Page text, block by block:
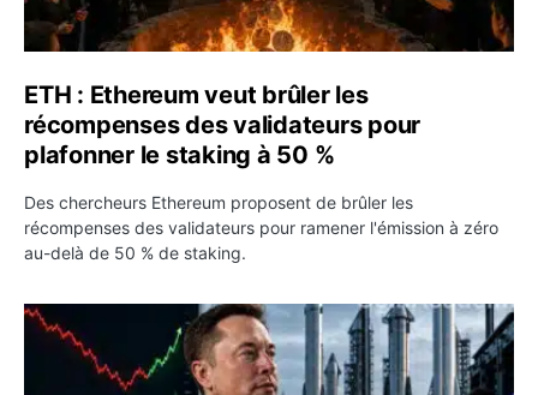
ETH : Ethereum veut brûler les
récompenses des validateurs pour
plafonner le staking à 50 %
Des chercheurs Ethereum proposent de brûler les
récompenses des validateurs pour ramener l'émission à zéro
au-delà de 50 % de staking.
SPCX : SpaceX publie 7,8 milliards de dollars de